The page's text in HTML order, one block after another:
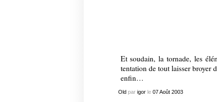
Et soudain, la tornade, les
tentation de tout laisser broyer
enfin…
Old par igorle 07 Août 2003